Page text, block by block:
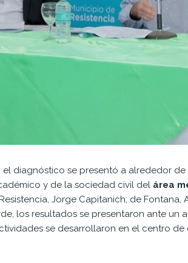
el diagnóstico se presentó a alrededor de
y de la sociedad civil del área
Jorge Capitanich; de Fontana,
los resultados se presentaron ante un
se desarrollaron en el centro